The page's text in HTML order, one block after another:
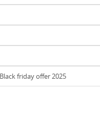
friday offer 2025